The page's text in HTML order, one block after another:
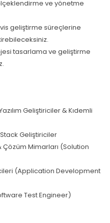
ve yönetme
geliştirme süreçlerine
tasarlama ve geliştirme
Geliştiriciler & Kıdemli
Geliştiriciler
Mimarları (Solution
(Application Development
Test Engineer)